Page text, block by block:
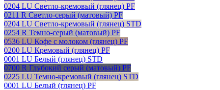
0204 LU Светло-кремовый (глянец) PF
0211 R Светло-серый (матовый) PF
0204 LU Светло-кремовый (глянец) STD
0254 R Темно-серый (матовый) PF
0536 LU Кофе с молоком (глянец) PF
0200 LU Кремовый (глянец) PF
0001 LU Белый (глянец) STD
0700 R Глубокий серый (матовый) PF
0225 LU Темно-кремовый (глянец) STD
0001 LU Белый (глянец) PF